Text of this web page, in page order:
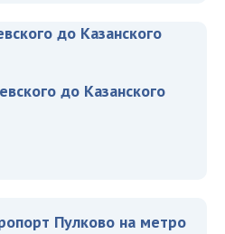
до Казанского
Пулково на метро